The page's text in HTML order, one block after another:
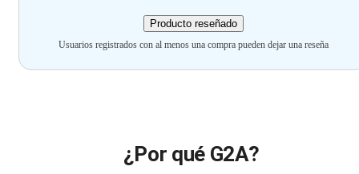
Producto reseñado
Usuarios registrados con al menos una compra pueden dejar una reseña
¿Por qué G2A?